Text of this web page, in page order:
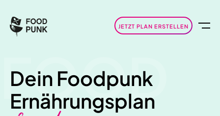
JETZT PLAN ERSTELLEN
FOOD
Dein Foodpunk
Ernährungsplan